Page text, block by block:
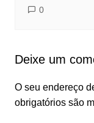
0
Deixe um
O seu endereço
obrigatórios são